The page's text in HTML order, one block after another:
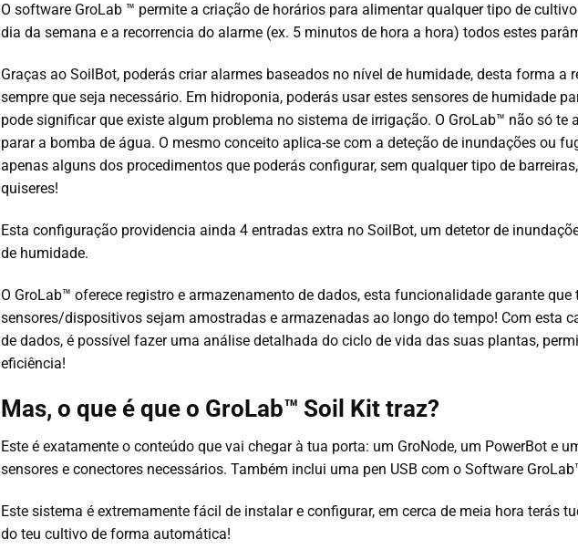
O software GroLab ™ permite a criação de horários para alimentar qualquer tipo de
dia da semana e a recorrencia do alarme (ex. 5 minutos de hora a hora) todos estes
Graças ao SoilBot, poderás criar alarmes baseados no nível de humidade, desta forma
sempre que seja necessário. Em hidroponia, poderás usar estes sensores de humidade
pode significar que existe algum problema no sistema de irrigação. O GroLab™ não só te
parar a bomba de água. O mesmo conceito aplica-se com a deteção de inundações ou
apenas alguns dos procedimentos que poderás configurar, sem qualquer tipo de
quiseres!
Esta configuração providencia ainda 4 entradas extra no SoilBot, um detetor de
de humidade.
O GroLab™ oferece registro e armazenamento de dados, esta funcionalidade garante
sensores/dispositivos sejam amostradas e armazenadas ao longo do tempo! Com esta
de dados, é possível fazer uma análise detalhada do ciclo de vida das suas plantas,
eficiência!
Mas, o que é que o GroLab™ Soil Kit traz?
Este é exatamente o conteúdo que vai chegar à tua porta: um GroNode, um PowerBot e
sensores e conectores necessários. Também inclui uma pen USB com o Software
Este sistema é extremamente fácil de instalar e configurar, em cerca de meia hora terás
do teu cultivo de forma automática!